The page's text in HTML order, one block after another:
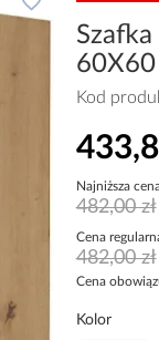
60X60
Kod
Najniższa
482,00 zł
Cena
482,00 zł
Cena
Kolor